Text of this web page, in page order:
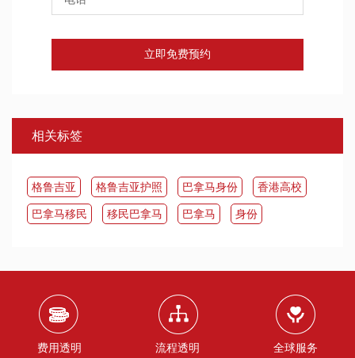
立即免费预约
相关标签
​格鲁吉亚 格鲁吉亚护照 巴拿马身份
香港高校
​巴拿马移民
移民巴拿马 ​巴拿马 身份
费用透明 流程透明 全球服务